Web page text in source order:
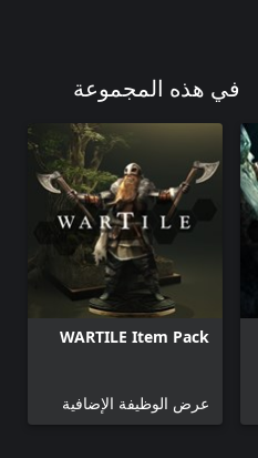
في هذه المجموعة
WARTILE Item Pack
عرض الوظيفة الإضافية